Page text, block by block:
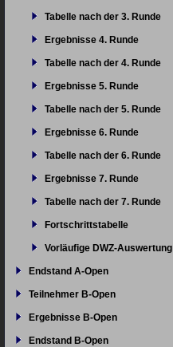
Tabelle nach der 3. Runde
Ergebnisse 4. Runde
Tabelle nach der 4. Runde
Ergebnisse 5. Runde
Tabelle nach der 5. Runde
Ergebnisse 6. Runde
Tabelle nach der 6. Runde
Ergebnisse 7. Runde
Tabelle nach der 7. Runde
Fortschrittstabelle
Vorläufige DWZ-Auswertung
Endstand A-Open
Teilnehmer B-Open
Ergebnisse B-Open
Endstand B-Open